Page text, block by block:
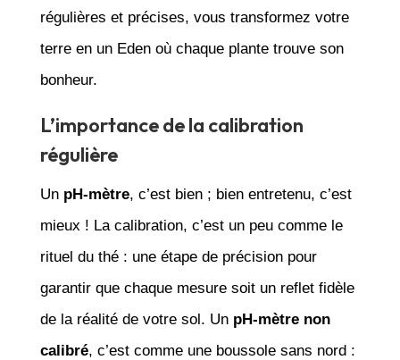
régulières et précises, vous transformez votre
terre en un Eden où chaque plante trouve son
bonheur.
L’importance de la calibration
régulière
Un pH-mètre, c’est bien ; bien entretenu, c’est
mieux ! La calibration, c’est un peu comme le
rituel du thé : une étape de précision pour
garantir que chaque mesure soit un reflet fidèle
de la réalité de votre sol. Un pH-mètre non
calibré, c’est comme une boussole sans nord :